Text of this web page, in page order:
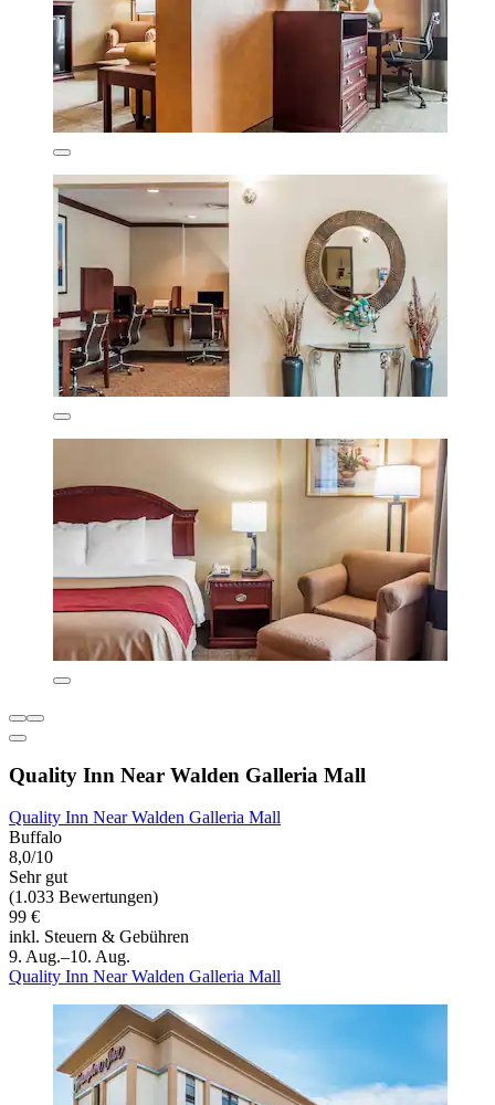
Quality Inn Near Walden Galleria Mall
Quality Inn Near Walden Galleria Mall
Buffalo
8,0/10
Sehr gut
(1.033 Bewertungen)
99 €
inkl. Steuern & Gebühren
9. Aug.–10. Aug.
Quality Inn Near Walden Galleria Mall